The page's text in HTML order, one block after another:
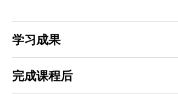
学习成果
完成课程后